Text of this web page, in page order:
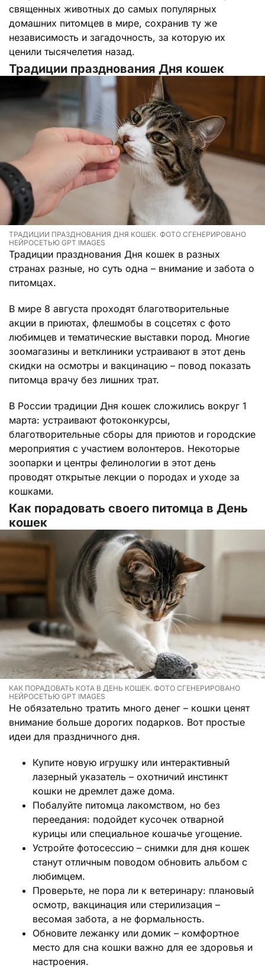
священных животных до самых популярных
домашних питомцев в мире, сохранив ту же
независимость и загадочность, за которую их
ценили тысячелетия назад.
Традиции празднования Дня кошек
ТРАДИЦИИ ПРАЗДНОВАНИЯ ДНЯ КОШЕК. ФОТО СГЕНЕРИРОВАНО
НЕЙРОСЕТЬЮ GPT IMAGES
Традиции празднования Дня кошек в разных
странах разные, но суть одна – внимание и забота о
питомцах.
В мире 8 августа проходят благотворительные
акции в приютах, флешмобы в соцсетях с фото
любимцев и тематические выставки пород. Многие
зоомагазины и ветклиники устраивают в этот день
скидки на осмотры и вакцинацию – повод показать
питомца врачу без лишних трат.
В России традиции Дня кошек сложились вокруг 1
марта: устраивают фотоконкурсы,
благотворительные сборы для приютов и городские
мероприятия с участием волонтеров. Некоторые
зоопарки и центры фелинологии в этот день
проводят открытые лекции о породах и уходе за
кошками.
Как порадовать своего питомца в День
кошек
КАК ПОРАДОВАТЬ КОТА В ДЕНЬ КОШЕК. ФОТО СГЕНЕРИРОВАНО
НЕЙРОСЕТЬЮ GPT IMAGES
Не обязательно тратить много денег – кошки ценят
внимание больше дорогих подарков. Вот простые
идеи для праздничного дня.
Купите новую игрушку или интерактивный
лазерный указатель – охотничий инстинкт
кошки не дремлет даже дома.
Побалуйте питомца лакомством, но без
переедания: подойдет кусочек отварной
курицы или специальное кошачье угощение.
Устройте фотосессию – снимки для дня кошек
станут отличным поводом обновить альбом с
любимцем.
Проверьте, не пора ли к ветеринару: плановый
осмотр, вакцинация или стерилизация –
весомая забота, а не формальность.
Обновите лежанку или домик – комфортное
место для сна кошки важно для ее здоровья и
настроения.